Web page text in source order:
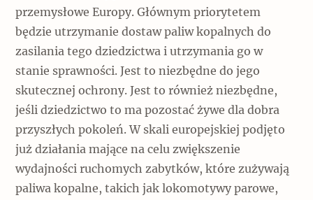
przemysłowe Europy. Głównym priorytetem
będzie utrzymanie dostaw paliw kopalnych do
zasilania tego dziedzictwa i utrzymania go w
stanie sprawności. Jest to niezbędne do jego
skutecznej ochrony. Jest to również niezbędne,
jeśli dziedzictwo to ma pozostać żywe dla dobra
przyszłych pokoleń. W skali europejskiej podjęto
już działania mające na celu zwiększenie
wydajności ruchomych zabytków, które zużywają
paliwa kopalne, takich jak lokomotywy parowe,